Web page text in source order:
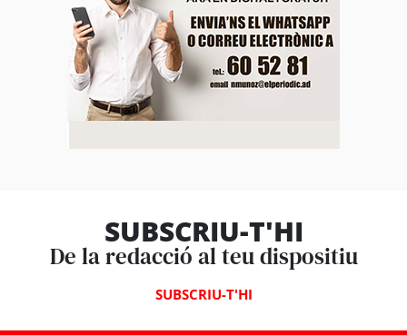
SUBSCRIU-T'HI
De la redacció al teu dispositiu
SUBSCRIU-T'HI